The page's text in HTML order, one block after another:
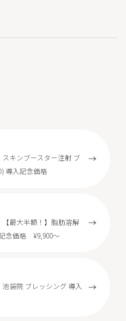
スキンブースター注射 ブ
導入記念価格
【最大半額！】脂肪溶解
念価格 ¥9,900～
池袋院 ブレッシング 導入